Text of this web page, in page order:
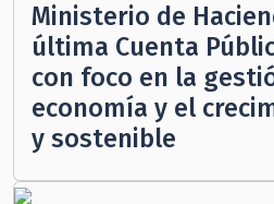
Ministerio de
última Cuenta
con foco en la
economía y el
y sostenible